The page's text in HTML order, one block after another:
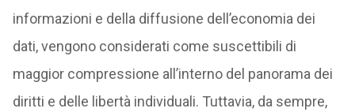
informazioni e della diffusione dell’economia dei
dati, vengono considerati come suscettibili di
maggior compressione all’interno del panorama dei
diritti e delle libertà individuali. Tuttavia, da sempre,